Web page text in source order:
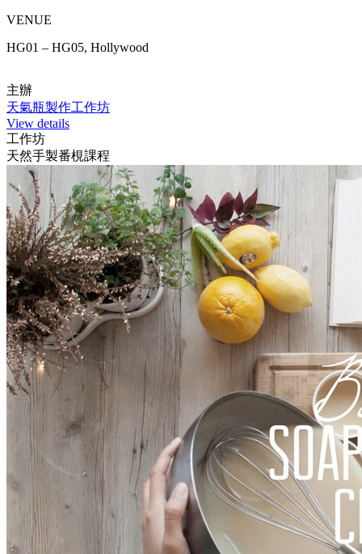
VENUE
HG01 – HG05, Hollywood
主辦
天氣瓶製作工作坊
View details
工作坊
天然手製番梘課程